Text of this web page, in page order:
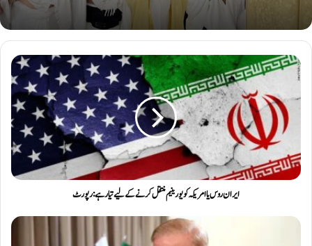
ایران روس یا امریکہ کو یورینیم منتقل کرنے کے لیے تیار ہے: رپورٹ